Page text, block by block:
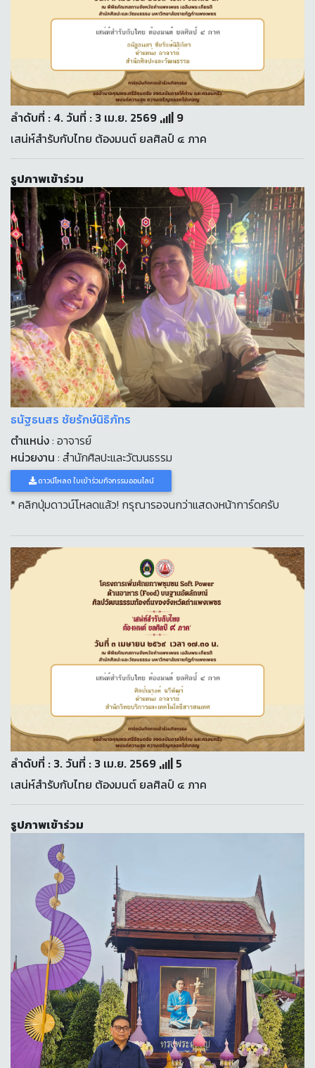
ลำดับที่ : 4. วันที่ : 3 เม.ย. 2569
9
เสน่ห์สำรับกับไทย ต้องมนต์ ยลศิลป์ ๔ ภาค
รูปภาพเข้าร่วม
ธนัฐธนสร ชัยรักษ์นิธิภัทร
ตำแหน่ง: อาจารย์
หน่วยงาน : สำนักศิลปะและวัฒนธรรม
ดาวน์โหลด ใบเข้าร่วมกิจกรรมออนไลน์
* คลิกปุ่มดาวน์โหลดแล้ว! กรุณารอจนกว่าแสดงหน้าการ์ดครับ
ลำดับที่ : 3. วันที่ : 3 เม.ย. 2569
5
เสน่ห์สำรับกับไทย ต้องมนต์ ยลศิลป์ ๔ ภาค
รูปภาพเข้าร่วม